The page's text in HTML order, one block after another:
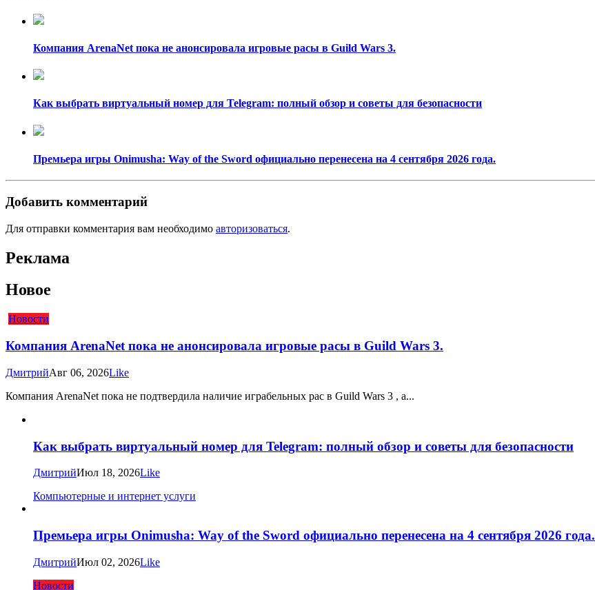
Компания ArenaNet пока не анонсировала игровые расы в Guild Wars 3.
Как выбрать виртуальный номер для Telegram: полный обзор и советы для безопасности
Премьера игры Onimusha: Way of the Sword официально перенесена на 4 сентября 2026 года.
Добавить комментарий
Для отправки комментария вам необходимо авторизоваться.
Реклама
Новое
Новости
Компания ArenaNet пока не анонсировала игровые расы в Guild Wars 3.
ДмитрийАвг 06, 2026Like
Компания ArenaNet пока не подтвердила наличие играбельных рас в Guild Wars 3 , а...
Как выбрать виртуальный номер для Telegram: полный обзор и советы для безопасности
ДмитрийИюл 18, 2026Like
Компьютерные и интернет услуги
Премьера игры Onimusha: Way of the Sword официально перенесена на 4 сентября 2026 года.
ДмитрийИюл 02, 2026Like
Новости